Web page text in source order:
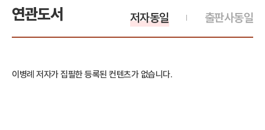
연관도서 출판사동일
저자동일
이병례 저자가 집필한 등록된 컨텐츠가 없습니다.